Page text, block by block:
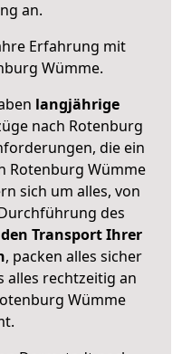
an.
Erfahrung mit
Wümme.
langjährige
nach Rotenburg
die ein
Rotenburg Wümme
sich um alles, von
des
Transport Ihrer
, packen alles sicher
alles rechtzeitig an
Wümme